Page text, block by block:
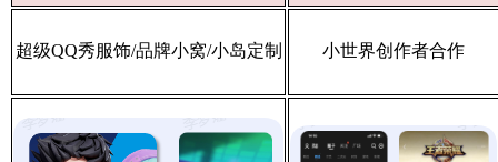
超级QQ秀服饰/品牌小窝/小岛定制 小世界创作者合作